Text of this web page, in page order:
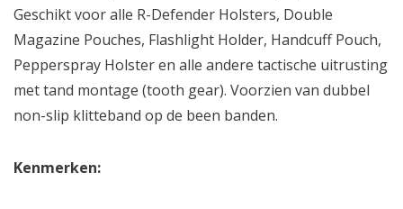
Geschikt voor alle R-Defender Holsters, Double
Magazine Pouches, Flashlight Holder, Handcuff Pouch,
Pepperspray Holster en alle andere tactische uitrusting
met tand montage (tooth gear). Voorzien van dubbel
non-slip klitteband op de been banden.
Kenmerken: